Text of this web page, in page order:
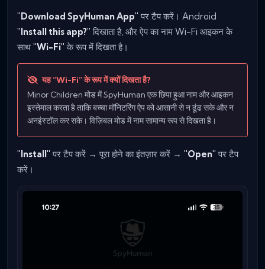
"Download SpyHuman App" पर टैप करें। Android
"Install this app?" दिखाता है, और ऐप का नाम Wi-Fi आइकन के
साथ "Wi-Fi" के रूप में दिखता है।
यह “Wi-Fi” के रूप में क्यों दिखता है?
Minor Children मोड में SpyHuman एक छिपा हुआ नाम और आइकन
इस्तेमाल करता है ताकि बच्चा मॉनिटरिंग ऐप को आसानी से न ढूंढ सके और न
अनइंस्टॉल कर सके। विज़िबल मोड में नाम सामान्य रूप से दिखता है।
"Install" पर टैप करें → पूरा होने का इंतज़ार करें → "Open" पर टैप
करें।